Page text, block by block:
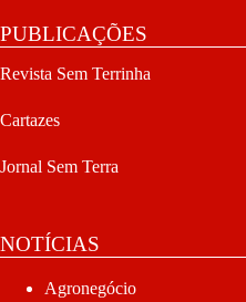
PUBLICAÇÕES
Revista Sem Terrinha
Cartazes
Jornal Sem Terra
NOTÍCIAS
Agronegócio